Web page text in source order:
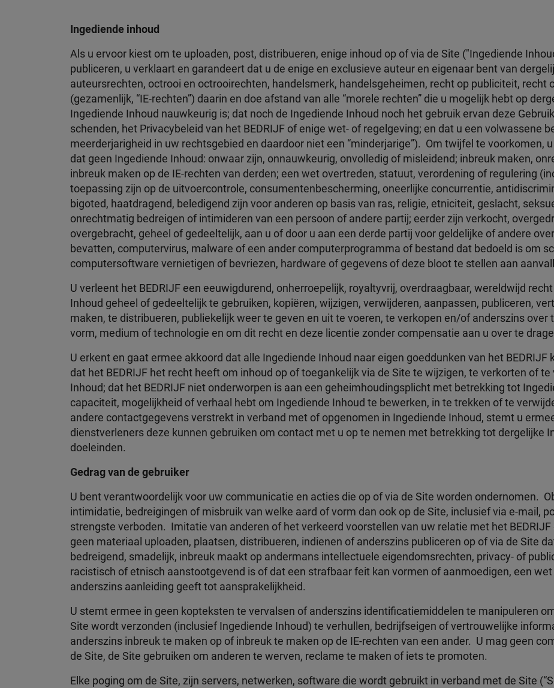
Ingediende inhoud
Als u ervoor kiest om te uploaden, post, distribueren, enige inhoud op of via de Site ("Ingediende
publiceren, u verklaart en garandeert dat u de enige en exclusieve auteur en eigenaar bent van
auteursrechten, octrooi en octrooirechten, handelsmerk, handelsgeheimen, recht op publiciteit, recht
(gezamenlijk, “IE-rechten”) daarin en doe afstand van alle “morele rechten” die u mogelijk hebt op
Ingediende Inhoud nauwkeurig is; dat noch de Ingediende Inhoud noch het gebruik ervan deze
schenden, het Privacybeleid van het BEDRIJF of enige wet- of regelgeving; en dat u een volwassene
meerderjarigheid in uw rechtsgebied en daardoor niet een “minderjarige”). Om twijfel te voorkomen,
dat geen Ingediende Inhoud: onwaar zijn, onnauwkeurig, onvolledig of misleidend; inbreuk maken,
inbreuk maken op de IE-rechten van derden; een wet overtreden, statuut, verordening of regulering
toepassing zijn op de uitvoercontrole, consumentenbescherming, oneerlijke concurrentie,
bigoted, haatdragend, beledigend zijn voor anderen op basis van ras, religie, etniciteit, geslacht,
onrechtmatig bedreigen of intimideren van een persoon of andere partij; eerder zijn verkocht,
overgebracht, geheel of gedeeltelijk, aan u of door u aan een derde partij voor geldelijke of andere
bevatten, computervirus, malware of een ander computerprogramma of bestand dat bedoeld is om
computersoftware vernietigen of bevriezen, hardware of gegevens of deze bloot te stellen aan
U verleent het BEDRIJF een eeuwigdurend, onherroepelijk, royaltyvrij, overdraagbaar, wereldwijd
Inhoud geheel of gedeeltelijk te gebruiken, kopiëren, wijzigen, verwijderen, aanpassen, publiceren,
maken, te distribueren, publiekelijk weer te geven en uit te voeren, te verkopen en/of anderszins
vorm, medium of technologie en om dit recht en deze licentie zonder compensatie aan u over te
U erkent en gaat ermee akkoord dat alle Ingediende Inhoud naar eigen goeddunken van het
dat het BEDRIJF het recht heeft om inhoud op of toegankelijk via de Site te wijzigen, te verkorten of
Inhoud; dat het BEDRIJF niet onderworpen is aan een geheimhoudingsplicht met betrekking tot
capaciteit, mogelijkheid of verhaal hebt om Ingediende Inhoud te bewerken, in te trekken of te
andere contactgegevens verstrekt in verband met of opgenomen in Ingediende Inhoud, stemt u
dienstverleners deze kunnen gebruiken om contact met u op te nemen met betrekking tot dergelijke
doeleinden.
Gedrag van de gebruiker
U bent verantwoordelijk voor uw communicatie en acties die op of via de Site worden ondernomen.
intimidatie, bedreigingen of misbruik van welke aard of vorm dan ook op de Site, inclusief via e-mail,
strengste verboden. Imitatie van anderen of het verkeerd voorstellen van uw relatie met het
geen materiaal uploaden, plaatsen, distribueren, indienen of anderszins publiceren op of via de Site
bedreigend, smadelijk, inbreuk maakt op andermans intellectuele eigendomsrechten, privacy- of
racistisch of etnisch aanstootgevend is of dat een strafbaar feit kan vormen of aanmoedigen, een
anderszins aanleiding geeft tot aansprakelijkheid.
U stemt ermee in geen kopteksten te vervalsen of anderszins identificatiemiddelen te manipuleren
Site wordt verzonden (inclusief Ingediende Inhoud) te verhullen, bedrijfseigen of vertrouwelijke
anderszins inbreuk te maken op of inbreuk te maken op de IE-rechten van een ander. U mag geen
de Site, de Site gebruiken om anderen te werven, reclame te maken of iets te promoten.
Elke poging om de Site, zijn servers, netwerken, software die wordt gebruikt in verband met de Site